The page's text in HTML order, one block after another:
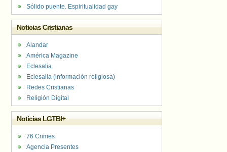
Sólido puente. Espiritualidad gay
Noticias Cristianas
Alandar
América Magazine
Eclesalia
Eclesalia (información religiosa)
Redes Cristianas
Religión Digital
Noticias LGTBI+
76 Crimes
Agencia Presentes